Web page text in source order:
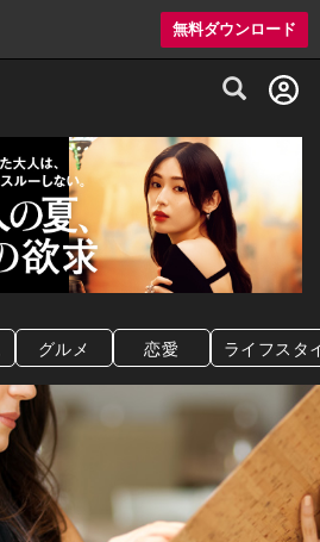
無料ダウンロード
グルメ情報・プレミアムレストラン予約
グルメ 恋愛 ライフスタ